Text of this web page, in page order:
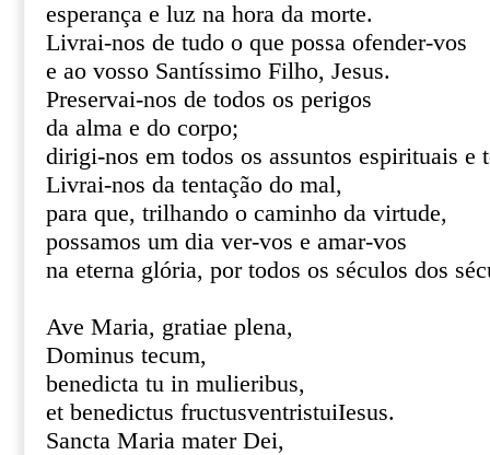
esperança e luz na hora da morte.
Livrai-nos de tudo o que possa ofender-vos
e ao vosso Santíssimo Filho, Jesus.
Preservai-nos de todos os perigos
da alma e do corpo;
dirigi-nos em todos os assuntos espirituais e
Livrai-nos da tentação do mal,
para que, trilhando o caminho da virtude,
possamos um dia ver-vos e amar-vos
na eterna glória, por todos os séculos dos
Ave Maria, gratiae plena,
Dominus tecum,
benedicta tu in mulieribus,
et benedictus fructusventristuiIesus.
Sancta Maria mater Dei,